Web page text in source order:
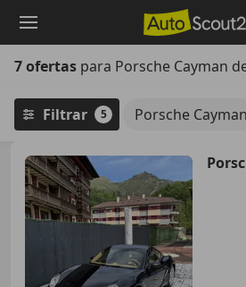
principal
7 ofertas para Porsche Cayman
Filtrar 5 Porsche Cayman